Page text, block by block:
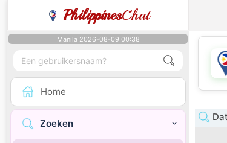
PhilippinesChat
Manila 2026-08-09 00:38
Home
Zoeken